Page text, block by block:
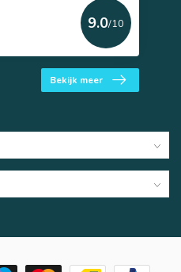
9.0/10
Bekijk meer